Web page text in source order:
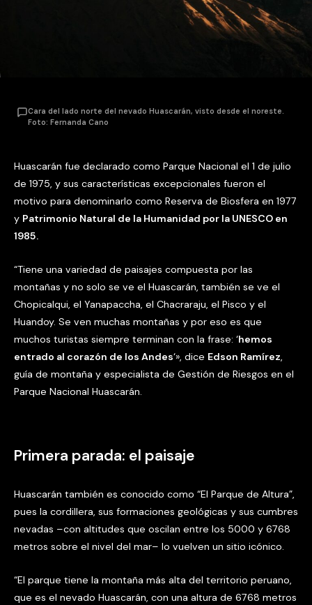
Cara del lado norte del nevado Huascarán, visto desde el noreste.
Foto: Fernanda Cano
Huascarán fue declarado como Parque Nacional el 1 de julio
de 1975, y sus características excepcionales fueron el
motivo para denominarlo como Reserva de Biosfera en 1977
y Patrimonio Natural de la Humanidad por la UNESCO en
1985.
“Tiene una variedad de paisajes compuesta por las
montañas y no solo se ve el Huascarán, también se ve el
Chopicalqui, el Yanapaccha, el Chacraraju, el Pisco y el
Huandoy. Se ven muchas montañas y por eso es que
muchos turistas siempre terminan con la frase: ‘hemos
entrado al corazón de los Andes‘», dice Edson Ramírez,
guía de montaña y especialista de Gestión de Riesgos en el
Parque Nacional Huascarán.
Primera parada: el paisaje
Huascarán también es conocido como “El Parque de Altura”,
pues la cordillera, sus formaciones geológicas y sus cumbres
nevadas –con altitudes que oscilan entre los 5000 y 6768
metros sobre el nivel del mar– lo vuelven un sitio icónico.
“El parque tiene la montaña más alta del territorio peruano,
que es el nevado Huascarán, con una altura de 6768 metros